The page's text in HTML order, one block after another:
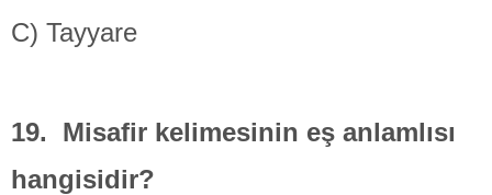
C) Tayyare
19. Misafir kelimesinin eş anlamlısı
hangisidir?